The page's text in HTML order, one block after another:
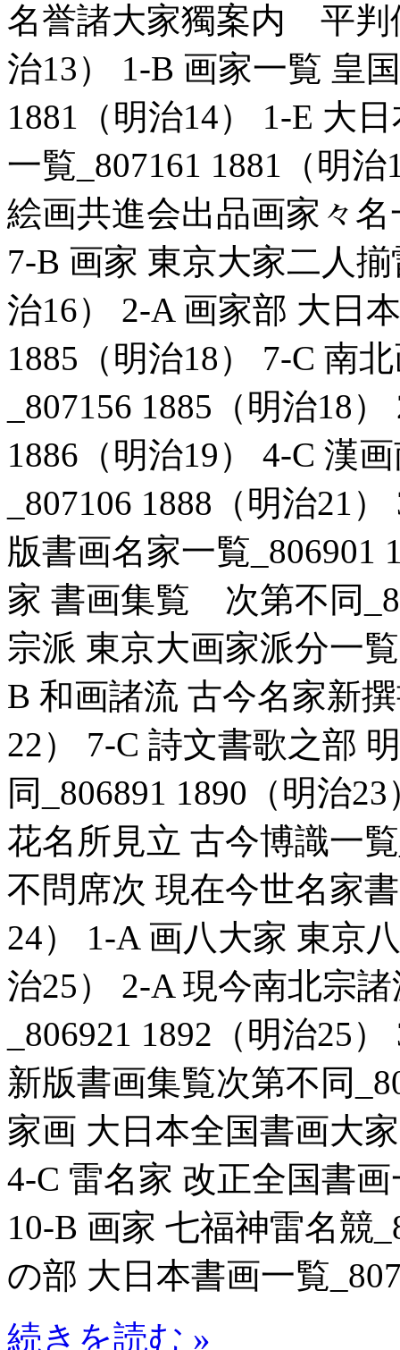
名誉諸大家獨案内 平判
治13） 1-B 画家一覧 皇
1881（明治14） 1-E 大
一覧_807161 1881（明
絵画共進会出品画家々名
7-B 画家 東京大家二人
治16） 2-A 画家部 大日
1885（明治18） 7-C 南
_807156 1885（明治18
1886（明治19） 4-C 漢
_807106 1888（明治21
版書画名家一覧_806901
家 書画集覧 次第不同
宗派 東京大画家派分一
B 和画諸流 古今名家新
22） 7-C 詩文書歌之部
同_806891 1890（明治
花名所見立 古今博識一
不問席次 現在今世名家
24） 1-A 画八大家 東京
治25） 2-A 現今南北宗
_806921 1892（明治25
新版書画集覧次第不同
家画 大日本全国書画大
4-C 雷名家 改正全国書
10-B 画家 七福神雷名競
の部 大日本書画一覧
続きを読む »